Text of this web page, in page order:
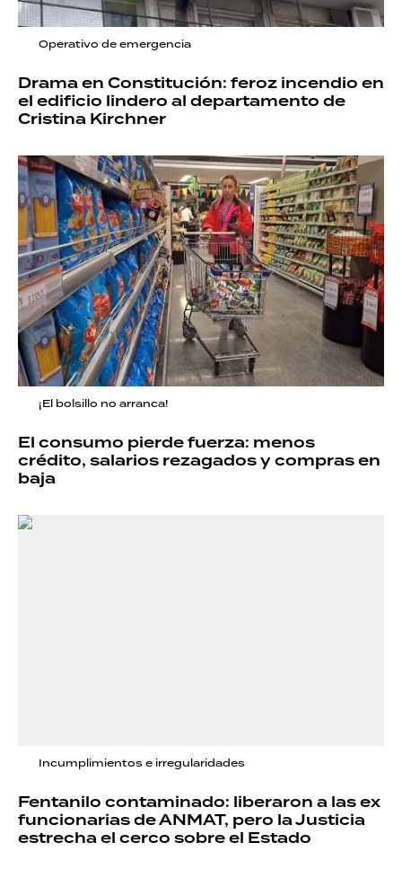
Operativo de emergencia
Drama en Constitución: feroz incendio en
el edificio lindero al departamento de
Cristina Kirchner
¡El bolsillo no arranca!
El consumo pierde fuerza: menos
crédito, salarios rezagados y compras en
baja
Incumplimientos e irregularidades
Fentanilo contaminado: liberaron a las ex
funcionarias de ANMAT, pero la Justicia
estrecha el cerco sobre el Estado